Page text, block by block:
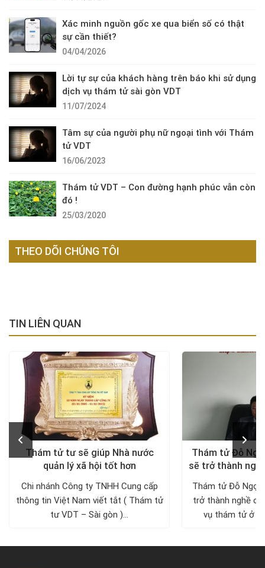
Xác minh nguồn gốc xe qua biển số có thật
sự cần thiết?
04/04/2026
Lời tự sự của khách hàng trên báo khi sử dụng
dịch vụ thám tử sài gòn VDT
11/07/2024
Tâm sự của người phụ nữ ngoại tình với Thám
tử VDT
16/06/2023
Thám tử VDT – Con đường hạnh phúc vẫn còn
đó !
25/03/2020
THEO DÕI CHÚNG TÔI
TIN LIÊN QUAN
Thám tử tư sẽ giúp Nhà nước
quản lý xã hội tốt hơn
Chi nhánh Công ty TNHH Cung cấp
thông tin Việt Nam viết tắt ( Thám tử
tư VDT – Sài gòn )...
Thám tử Đỗ
sẽ trở thành
Thám tử Đỗ
trở thành nghề
vụ thám tử ở